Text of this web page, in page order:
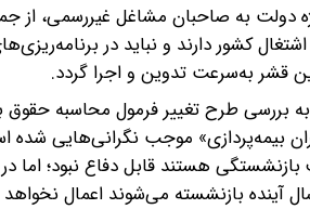
دولت به صاحبان مشاغل غیررسمی،
کشور دارند و نباید در
قشر به‌سرعت تدوین و اجرا گردد.
بررسی طرح تغییر فرمول محاسبه حقوق
بیمه‌پردازی» موجب نگرانی‌هایی
بازنشستگی هستند قابل دفاع نبود؛
تغییرات برای افرادی که تا ۵ سال آینده بازنشسته